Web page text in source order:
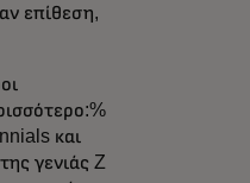
επίθεση,
και
γενιάς Z